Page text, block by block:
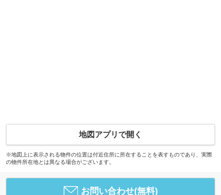
地図アプリで開く
※地図上に表示される物件の位置は付近住所に所在することを表すものであり、実際
の物件所在地とは異なる場合がございます。
お問い合わせ(無料)